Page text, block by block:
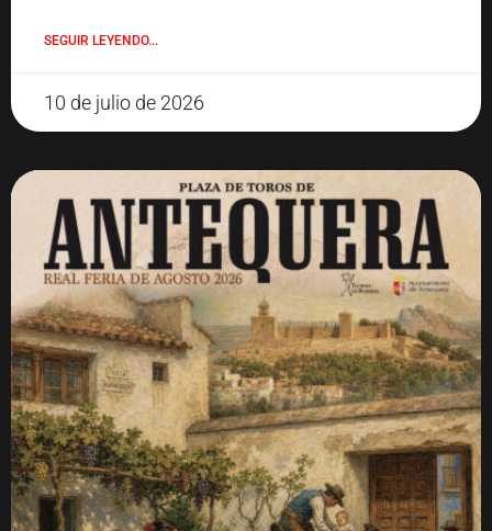
SEGUIR LEYENDO...
10 de julio de 2026